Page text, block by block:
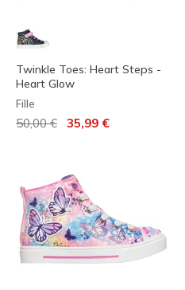
Twinkle Toes: Heart Steps -
Heart Glow
Fille
Prix réduit de
50,00 € 35,99 €